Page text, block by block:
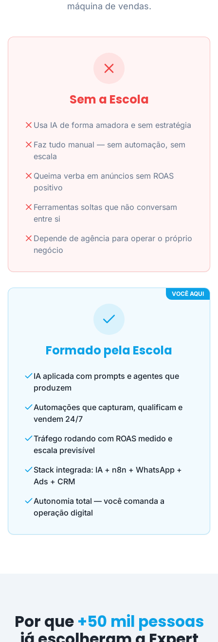
máquina de vendas.
Sem a Escola
Usa IA de forma amadora e sem estratégia
Faz tudo manual — sem automação, sem
escala
Queima verba em anúncios sem ROAS
positivo
Ferramentas soltas que não conversam
entre si
Depende de agência para operar o próprio
negócio
VOCÊ AQUI
Formado pela Escola
IA aplicada com prompts e agentes que
produzem
Automações que capturam, qualificam e
vendem 24/7
Tráfego rodando com ROAS medido e
escala previsível
Stack integrada: IA + n8n + WhatsApp +
Ads + CRM
Autonomia total — você comanda a
operação digital
Por que +50 mil pessoas